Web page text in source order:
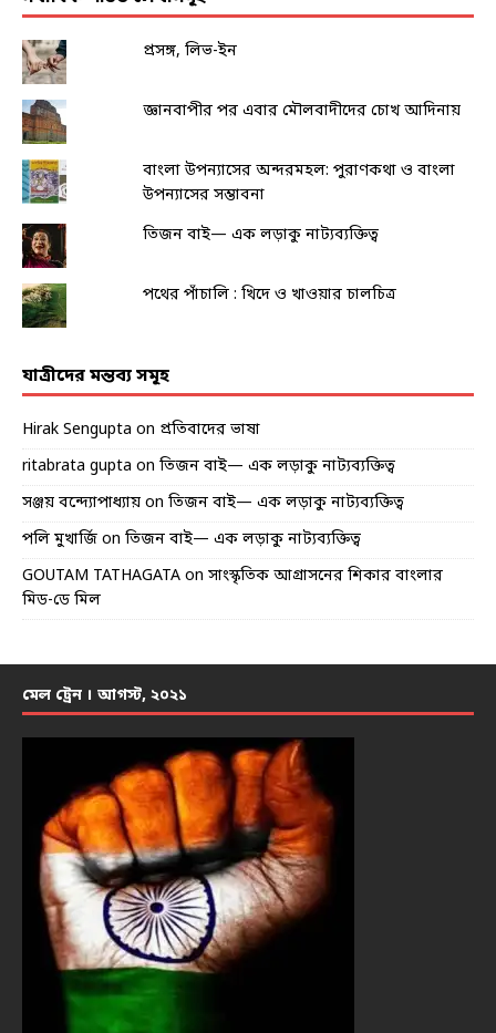
প্রসঙ্গ, লিভ-ইন
জ্ঞানবাপীর পর এবার মৌলবাদীদের চোখ আদিনায়
বাংলা উপন্যাসের অন্দরমহল: পুরাণকথা ও বাংলা
উপন্যাসের সম্ভাবনা
তিজন বাই— এক লড়াকু নাট্যব্যক্তিত্ব
পথের পাঁচালি : খিদে ও খাওয়ার চালচিত্র
যাত্রীদের মন্তব্য সমূহ
Hirak Sengupta on প্রতিবাদের ভাষা
ritabrata gupta on তিজন বাই— এক লড়াকু নাট্যব্যক্তিত্ব
সঞ্জয় বন্দ্যোপাধ্যায় on তিজন বাই— এক লড়াকু নাট্যব্যক্তিত্ব
পলি মুখার্জি on তিজন বাই— এক লড়াকু নাট্যব্যক্তিত্ব
GOUTAM TATHAGATA on সাংস্কৃতিক আগ্রাসনের শিকার বাংলার
মিড-ডে মিল
মেল ট্রেন । আগস্ট, ২০২১